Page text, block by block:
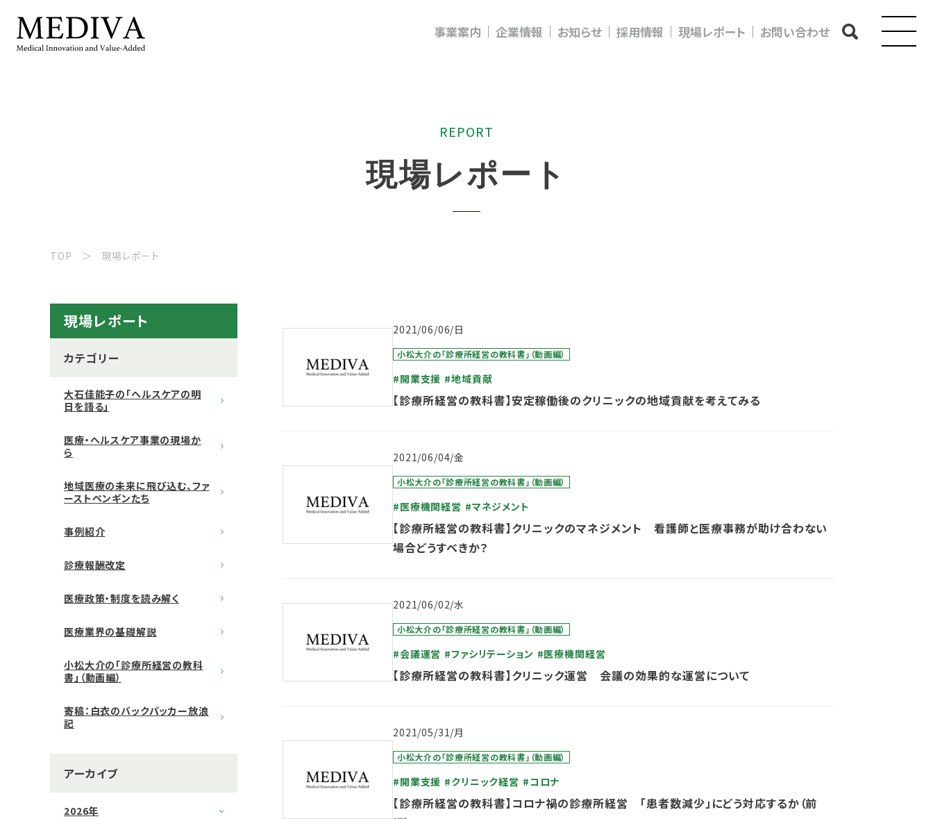
事業案内 企業情報 お知らせ 採用情報 現場レポート お問い合わせ
REPORT
現場レポー ト
TOP 現場レポート
現場レポート
カテゴリー
大石佳能子の「ヘルスケアの明
日を語る」
医療・ヘルスケア事業の現場か
ら
地域医療の未来に飛び込む、ファ
ーストペンギンたち
事例紹介
診療報酬改定
医療政策・制度を読み解く
医療業界の基礎解説
小松大介の「診療所経営の教科
書」（動画編）
寄稿：白衣のバックパッカー放浪
記
アーカイブ
2026年
2021/06/06/日
小松大介の「診療所経営の教科書」（動画編）
#開業支援 #地域貢献
【診療所経営の教科書】安定稼働後のクリニックの地域貢献を考えてみる
2021/06/04/金
小松大介の「診療所経営の教科書」（動画編）
#医療機関経営 #マネジメント
【診療所経営の教科書】クリニックのマネジメント 看護師と医療事務が助け合わない
場合どうすべきか？
2021/06/02/水
小松大介の「診療所経営の教科書」（動画編）
#会議運営 #ファシリテーション #医療機関経営
【診療所経営の教科書】クリニック運営 会議の効果的な運営について
2021/05/31/月
小松大介の「診療所経営の教科書」（動画編）
#開業支援 #クリニック経営 #コロナ
【診療所経営の教科書】コロナ禍の診療所経営 「患者数減少」にどう対応するか（前